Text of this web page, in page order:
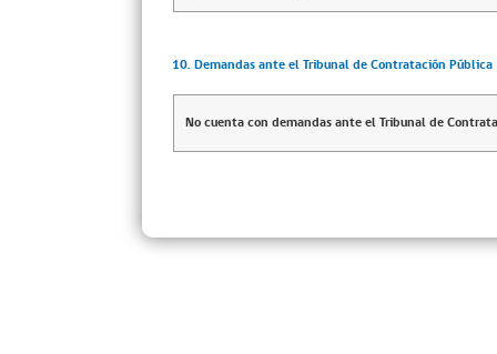
10. Demandas ante el Tribunal de Contratación Pública
No cuenta con demandas ante el Tribunal de